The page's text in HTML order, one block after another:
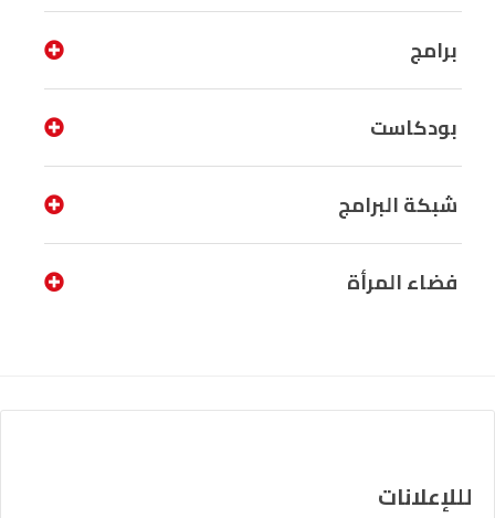
برامج
بودكاست
شبكة البرامج
فضاء المرأة
لللإعلانات